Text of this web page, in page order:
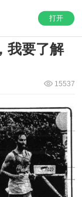
打开
我要了解
15537